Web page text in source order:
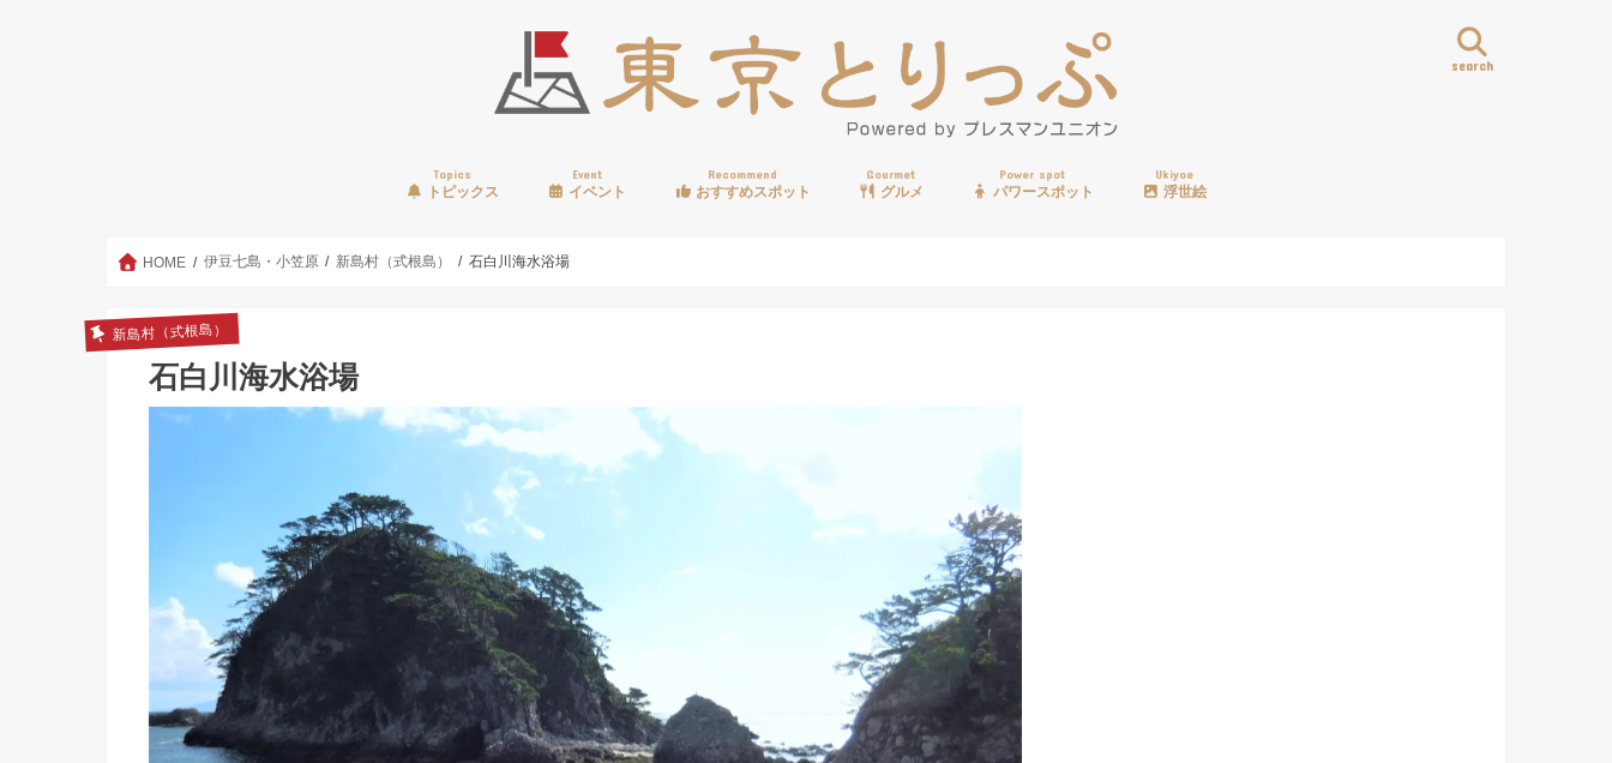
search
Topics
トピックス
Event
イベント
Recommend
おすすめスポット
Gourmet
グルメ
Power spot
パワースポット
Ukiyoe
浮世絵
HOME 伊豆七島・小笠原 新島村（式根島） 石白川海水浴場
新島村（式根島）
石白川海水浴場